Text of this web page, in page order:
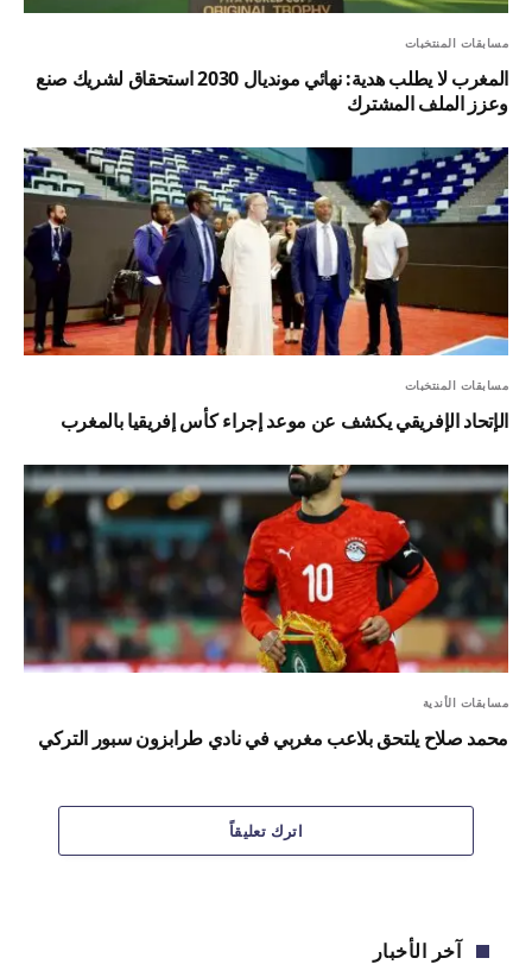
مسابقات المنتخبات
المغرب لا يطلب هدية: نهائي مونديال 2030 استحقاق لشريك صنع
وعزز الملف المشترك
مسابقات المنتخبات
الإتحاد الإفريقي يكشف عن موعد إجراء كأس إفريقيا بالمغرب
مسابقات الأندية
محمد صلاح يلتحق بلاعب مغربي في نادي طرابزون سبور التركي
اترك تعليقاً
آخر الأخبار